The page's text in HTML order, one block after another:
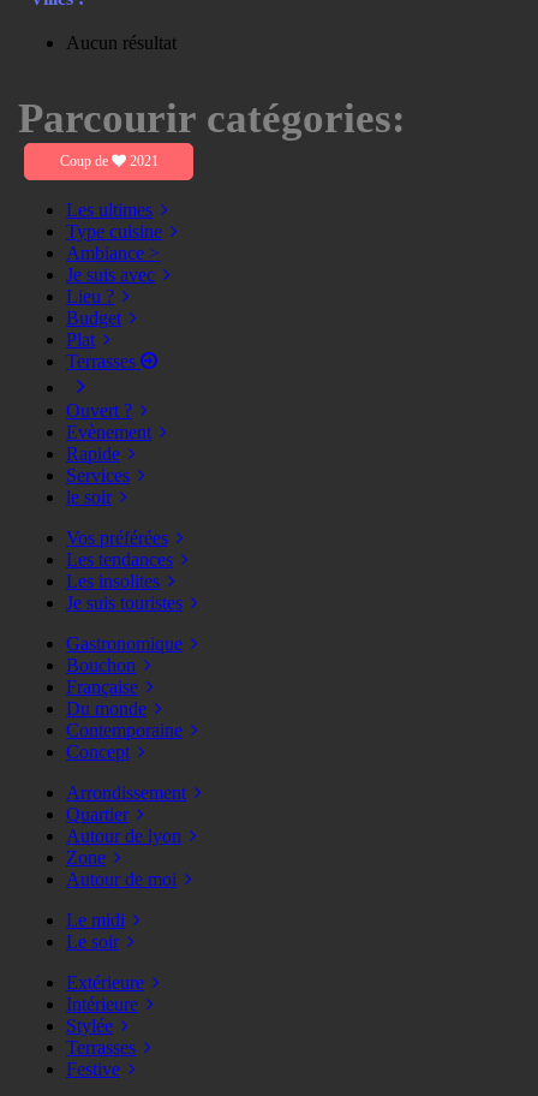
Aucun résultat
Parcourir catégories:
Coup de 2021
Les ultimes
Type cuisine
Ambiance >
Je suis avec
Lieu ?
Budget
Plat
Terrasses
Ouvert ?
Evènement
Rapide
Services
le soir
Vos préférées
Les tendances
Les insolites
Je suis touristes
Gastronomique
Bouchon
Française
Du monde
Contemporaine
Concept
Arrondissement
Quartier
Autour de lyon
Zone
Autour de moi
Le midi
Le soir
Extérieure
Intérieure
Stylée
Terrasses
Festive